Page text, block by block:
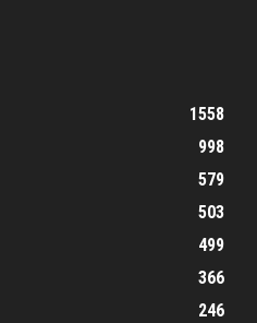
1558
998
579
503
499
366
246